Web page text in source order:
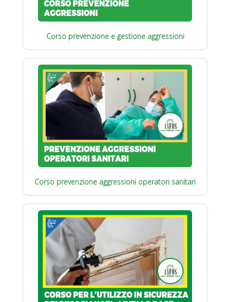
Corso prevenzione e gestione aggressioni
Corso prevenzione aggressioni operatori sanitari